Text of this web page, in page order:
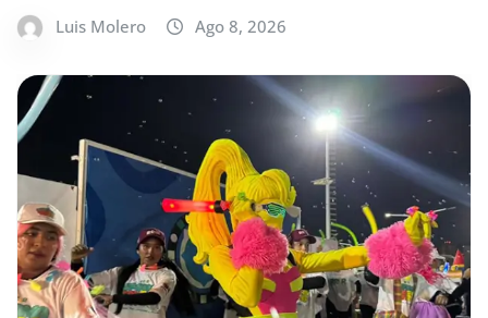
Luis Molero Ago 8, 2026